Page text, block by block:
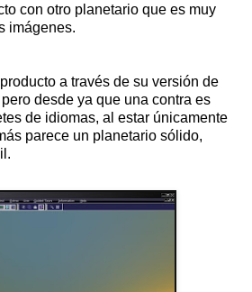
con otro planetario que es muy
imágenes.
a través de su versión de
desde ya que una contra es
de idiomas, al estar únicamente
parece un planetario sólido,